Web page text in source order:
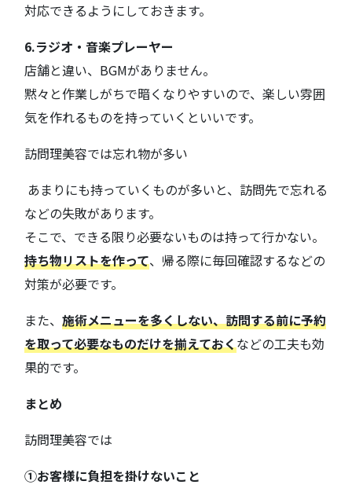
対応できるようにしておきます。
6.ラジオ・音楽プレーヤー
店舗と違い、BGMがありません。
黙々と作業しがちで暗くなりやすいので、楽しい雰囲
気を作れるものを持っていくといいです。
訪問理美容では忘れ物が多い
あまりにも持っていくものが多いと、訪問先で忘れる
などの失敗があります。
そこで、できる限り必要ないものは持って行かない。
持ち物リストを作って、帰る際に毎回確認するなどの
対策が必要です。
また、 施術メニューを多くしない、訪問する前に予約
を取って必要なものだけを揃えておくなどの工夫も効
果的です。
まとめ
訪問理美容では
①お客様に負担を掛けないこと